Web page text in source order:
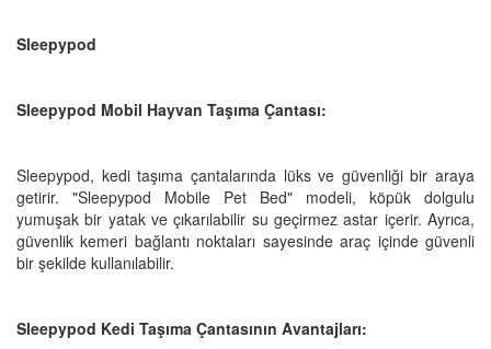
Sleepypod
Sleepypod Mobil Hayvan Taşıma Çantası:
Sleepypod, kedi taşıma çantalarında lüks ve güvenliği bir araya
getirir. "Sleepypod Mobile Pet Bed" modeli, köpük dolgulu
yumuşak bir yatak ve çıkarılabilir su geçirmez astar içerir. Ayrıca,
güvenlik kemeri bağlantı noktaları sayesinde araç içinde güvenli
bir şekilde kullanılabilir.
Sleepypod Kedi Taşıma Çantasının Avantajları: